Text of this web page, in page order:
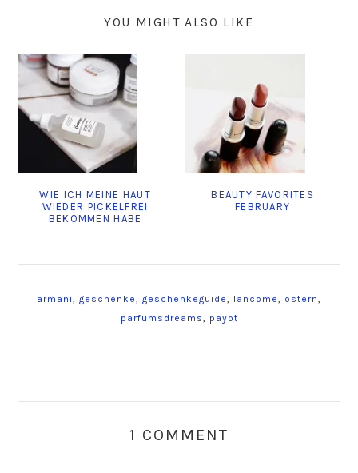
YOU MIGHT ALSO LIKE
WIE ICH MEINE HAUT
WIEDER PICKELFREI
BEKOMMEN HABE
BEAUTY FAVORITES
FEBRUARY
armani, geschenke, geschenkeguide, lancome, ostern,
parfumsdreams, payot
Interactions1 COMMENT